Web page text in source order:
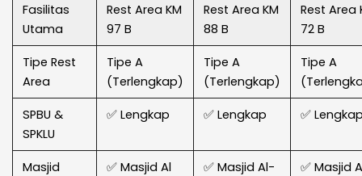
Fasilitas
Utama
Rest Area KM
97 B
Rest Area KM
88 B
Rest Area
72 B
Tipe Rest
Area
Tipe A
(Terlengkap)
Tipe A
(Terlengkap)
Tipe A
SPBU &
SPKLU
✅ Lengkap ✅ Lengkap ✅
Masjid
✅ Masjid Al
✅ Masjid Al-
✅ Masjid